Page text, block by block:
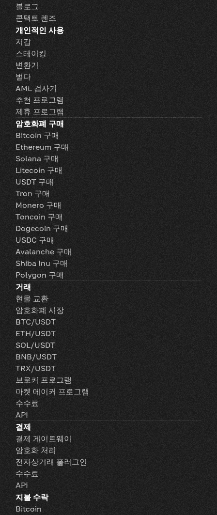
블로그
콘택트 렌즈
개인적인 사용
지갑
스테이킹
변환기
벌다
AML 검사기
추천 프로그램
제휴 프로그램
암호화폐 구매
Bitcoin 구매
Ethereum 구매
Solana 구매
Litecoin 구매
USDT 구매
Tron 구매
Monero 구매
Toncoin 구매
Dogecoin 구매
USDC 구매
Avalanche 구매
Shiba Inu 구매
Polygon 구매
거래
현물 교환
암호화폐 시장
BTC/USDT
ETH/USDT
SOL/USDT
BNB/USDT
TRX/USDT
브로커 프로그램
마켓 메이커 프로그램
수수료
API
결제
결제 게이트웨이
암호화 처리
전자상거래 플러그인
수수료
API
지불 수락
Bitcoin